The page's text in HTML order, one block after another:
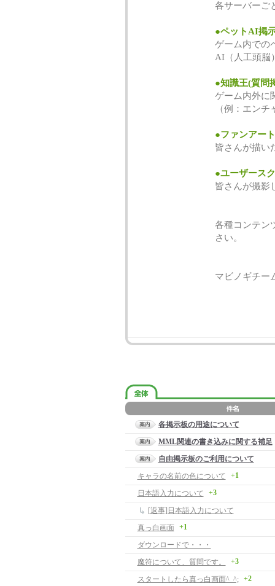
各サーバーご
●ペットAI掲
ゲーム内での
AI（人工頭脳
●知識王(質問
ゲーム内外に
（例：エン
●ファンアート
皆さんが描い
●ユーザース
皆さんが撮影
各種コンテン
さい。
マビノギチー
各掲示板の用途について
MML関連の書き込みに関する補足
自由掲示板のご利用について
キャラの名前の色について
+1
日本語入力について +3
[返事]日本語入力について
真っ白画面
+1
ダウンロードで・・・
魔符について、質問です。
+3
スタートしたら真っ白画面^_^; +2